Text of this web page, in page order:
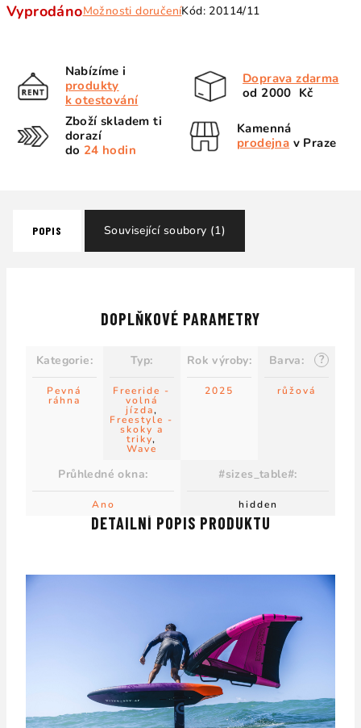
cena:
VyprodánoMožnosti doručeníKód: 20114/11
Nabízíme i
produkty
k otestování
Doprava zdarma
od 2000 Kč
Zboží skladem ti
dorazí
do 24 hodin
Kamenná
prodejna v Praze
POPIS Související soubory (1)
DETAILNÍ POPIS PRODUKTU
DOPLŇKOVÉ PARAMETRY
Kategorie:
Pevná
ráhna
Typ:
Freeride -
volná
jízda,
Freestyle -
skoky a
triky,
Wave
Rok výroby:
2025
?
Barva:
růžová
Průhledné okna:
Ano
#sizes_table#:
hidden